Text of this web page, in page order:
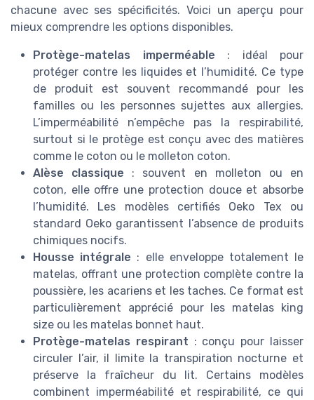
chacune avec ses spécificités. Voici un aperçu pour
mieux comprendre les options disponibles.
Protège-matelas imperméable : idéal pour
protéger contre les liquides et l’humidité. Ce type
de produit est souvent recommandé pour les
familles ou les personnes sujettes aux allergies.
L’imperméabilité n’empêche pas la respirabilité,
surtout si le protège est conçu avec des matières
comme le coton ou le molleton coton.
Alèse classique : souvent en molleton ou en
coton, elle offre une protection douce et absorbe
l’humidité. Les modèles certifiés Oeko Tex ou
standard Oeko garantissent l’absence de produits
chimiques nocifs.
Housse intégrale : elle enveloppe totalement le
matelas, offrant une protection complète contre la
poussière, les acariens et les taches. Ce format est
particulièrement apprécié pour les matelas king
size ou les matelas bonnet haut.
Protège-matelas respirant : conçu pour laisser
circuler l’air, il limite la transpiration nocturne et
préserve la fraîcheur du lit. Certains modèles
combinent imperméabilité et respirabilité, ce qui